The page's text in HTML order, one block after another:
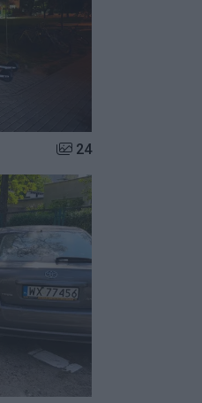
Liczba zdjęć w galerii:
24